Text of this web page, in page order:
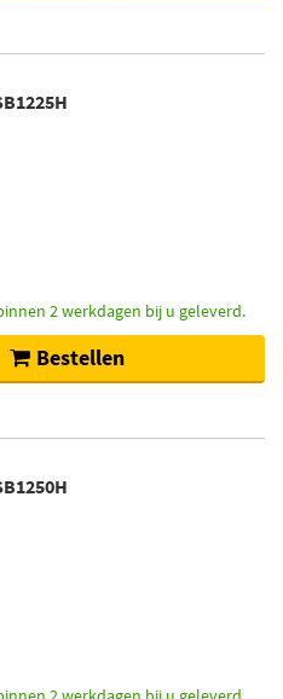
2 werkdagen bij u geleverd.
Bestellen